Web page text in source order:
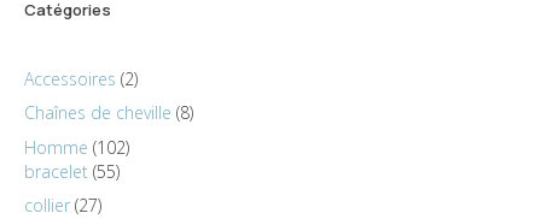
Catégories
Accessoires 2
Chaînes de cheville 8
Homme 102
bracelet 55
collier 27